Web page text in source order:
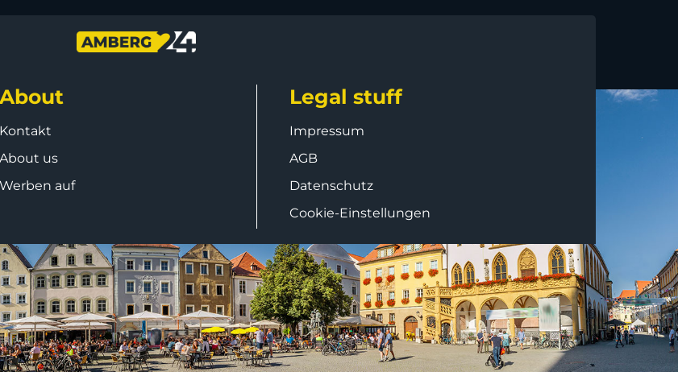
About
Kontakt
About us
Werben auf
Legal stuff
Impressum
AGB
Datenschutz
Cookie-Einstellungen